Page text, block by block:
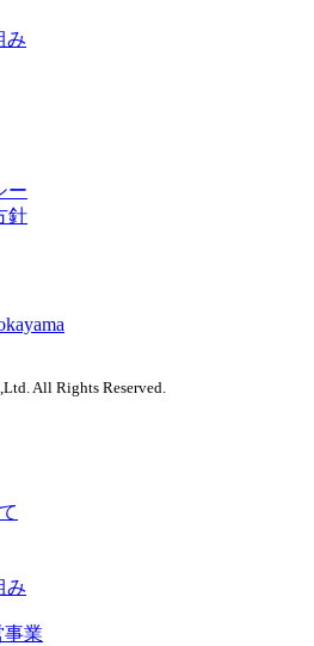
み
ー
針
All Rights Reserved.
み
事業